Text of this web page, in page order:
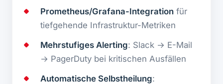
Prometheus/Grafana-Integration für
tiefgehende Infrastruktur-Metriken
Mehrstufiges Alerting: Slack → E-Mail
→ PagerDuty bei kritischen Ausfällen
Automatische Selbstheilung: